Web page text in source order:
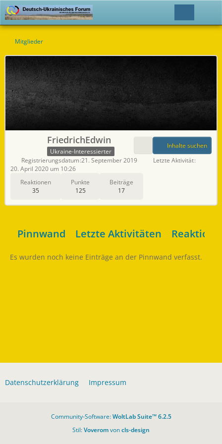
Mitglieder
FriedrichEdwin
Ukraine-Interessierter
Reaktionen
35
Punkte
125
Beiträge
17
Inhalte suchen
Registrierungsdatum 21. September 2019
Letzte Aktivität
20. April 2020 um 10:26
Pinnwand Letzte Aktivitäten
Es wurden noch keine Einträge an der Pinnwand verfasst.
Datenschutzerklärung Impressum
Community-Software:WoltLab Suite™ 6.2.5
Stil:Voveromvoncls-design